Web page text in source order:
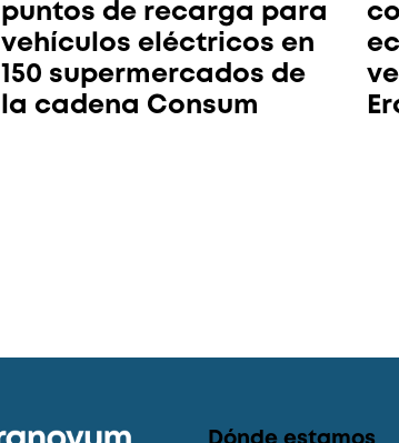
puntos de recarga para
vehículos eléctricos en
150 supermercados de
la cadena Consum